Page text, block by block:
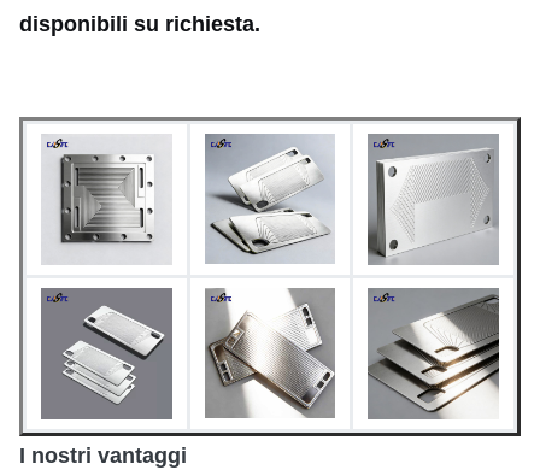
Tolleranza dimensionale
disponibile
Finitura superficiale
Altri prodotti per
l'elaborazione o la
lavorazione dei materiali
disponibili su richiesta.
I nostri vantaggi